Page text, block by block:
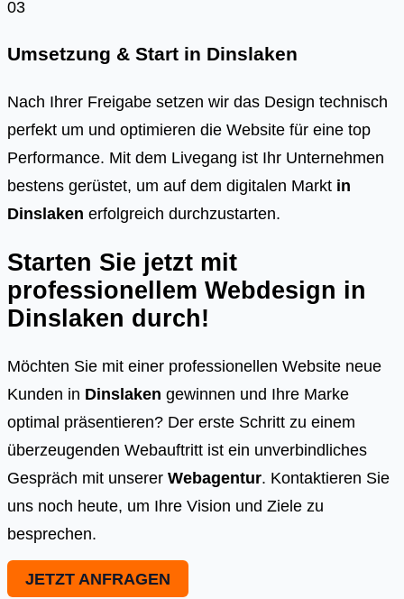
03
Umsetzung & Start in Dinslaken
Nach Ihrer Freigabe setzen wir das Design technisch
perfekt um und optimieren die Website für eine top
Performance. Mit dem Livegang ist Ihr Unternehmen
bestens gerüstet, um auf dem digitalen Markt in
Dinslaken erfolgreich durchzustarten.
Starten Sie jetzt mit
professionellem Webdesign in
Dinslaken durch!
Möchten Sie mit einer professionellen Website neue
Kunden in Dinslaken gewinnen und Ihre Marke
optimal präsentieren? Der erste Schritt zu einem
überzeugenden Webauftritt ist ein unverbindliches
Gespräch mit unserer Webagentur. Kontaktieren Sie
uns noch heute, um Ihre Vision und Ziele zu
besprechen.
JETZT ANFRAGEN